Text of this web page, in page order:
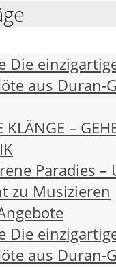
Die
aus Duran-
KLÄNGE –
Paradies –
zu Musizieren
Die
aus Duran-